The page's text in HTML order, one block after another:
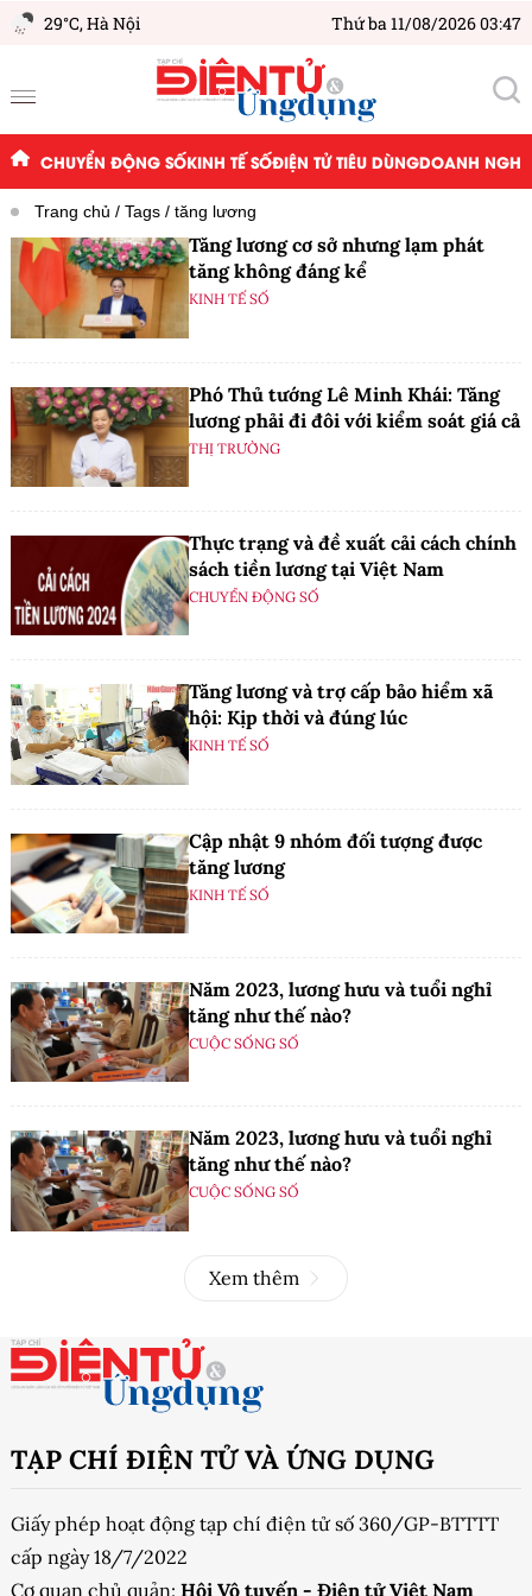
29°C,Hà Nội Thứ ba 11/08/2026 03:47
CHUYỂN ĐỘNG SỐKINH TẾ SỐĐIỆN TỬ TIÊU DÙNGDOANH
Trang chủ Tags tăng lương
Tăng lương cơ sở nhưng lạm phát
tăng không đáng kể
KINH TẾ SỐ
Phó Thủ tướng Lê Minh Khái: Tăng
lương phải đi đôi với kiểm soát giá cả
THỊ TRƯỜNG
Thực trạng và đề xuất cải cách chính
sách tiền lương tại Việt Nam
CHUYỂN ĐỘNG SỐ
Tăng lương và trợ cấp bảo hiểm xã
hội: Kịp thời và đúng lúc
KINH TẾ SỐ
Cập nhật 9 nhóm đối tượng được
tăng lương
KINH TẾ SỐ
Năm 2023, lương hưu và tuổi nghỉ
tăng như thế nào?
CUỘC SỐNG SỐ
Năm 2023, lương hưu và tuổi nghỉ
tăng như thế nào?
CUỘC SỐNG SỐ
Xem thêm
TẠP CHÍ ĐIỆN TỬ VÀ ỨNG DỤNG
Giấy phép hoạt động tạp chí điện tử số 360/GP-BTTTT
cấp ngày 18/7/2022
Cơ quan chủ quản: Hội Vô tuyến - Điện tử Việt Nam